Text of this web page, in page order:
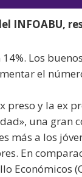
audio
INFOABU,
Los
el
preso y la ex
una gran
más a los
En
Económicos